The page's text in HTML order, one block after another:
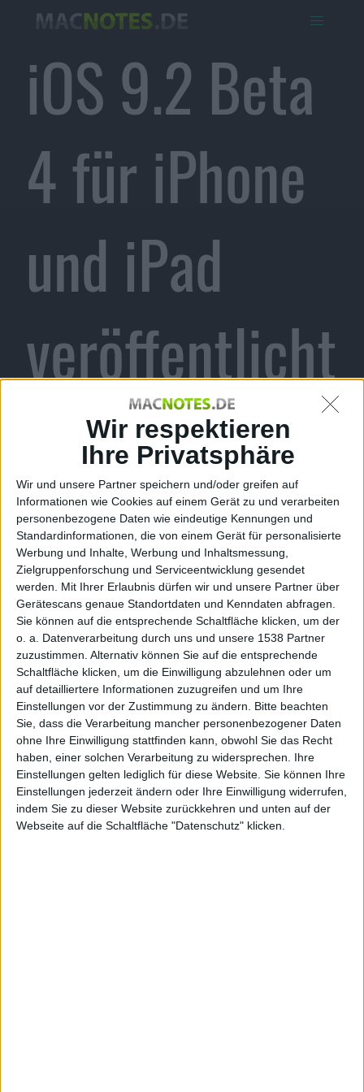
Wir respektieren
Ihre Privatsphäre
Wir und unsere Partner speichern und/oder greifen auf
Informationen wie Cookies auf einem Gerät zu und verarbeiten
personenbezogene Daten wie eindeutige Kennungen und
Standardinformationen, die von einem Gerät für personalisierte
Werbung und Inhalte, Werbung und Inhaltsmessung,
Zielgruppenforschung und Serviceentwicklung gesendet
werden. Mit Ihrer Erlaubnis dürfen wir und unsere Partner über
Gerätescans genaue Standortdaten und Kenndaten abfragen.
Sie können auf die entsprechende Schaltfläche klicken, um der
o. a. Datenverarbeitung durch uns und unsere 1538 Partner
zuzustimmen. Alternativ können Sie auf die entsprechende
Schaltfläche klicken, um die Einwilligung abzulehnen oder um
auf detailliertere Informationen zuzugreifen und um Ihre
Einstellungen vor der Zustimmung zu ändern. Bitte beachten
Sie, dass die Verarbeitung mancher personenbezogener Daten
ohne Ihre Einwilligung stattfinden kann, obwohl Sie das Recht
haben, einer solchen Verarbeitung zu widersprechen. Ihre
Einstellungen gelten lediglich für diese Website. Sie können Ihre
Einstellungen jederzeit ändern oder Ihre Einwilligung widerrufen,
indem Sie zu dieser Website zurückkehren und unten auf der
Webseite auf die Schaltfläche "Datenschutz" klicken.
iOS 9.2 Beta
4 für iPhone
und iPad
veröffentlicht
Alexander Trust, den 18. November 2015
iOS 9 auf iPhone
und iPad
ApplehatiOS9.2 Beta 4 für
iPod touch undiPadveröffentlicht.
Der Download steht für registrierte
Entwickler im Dev-Center zur
Verfügung oder ist alternativ über
die Geräte selbst verfügbar.
Eine Woche nach dem Release voniOS9.2 Beta 3 hat
Apple die nächste Beta-Version veröffentlicht. Nutzer
können über die iPhones, iPads oder iPod touch direkt
herunterladen. Sie steht nicht nur registrierten
Entwicklern zur Verfügung, sondern auch Teilnehmern
der öffentlichen Beta. Beta 4 trägt die Buildnummer
13C75.
Mit iOS 9.2 hinzugefügt wurde für AT&T-Kunden ein
NumberSync-Feature für Wi-Fi-Anrufe und der Support
vonSiri für Arabisch. Allerdings wurde NumberSync
mit Beta 3 wieder entfernt. Ob es mit iOS 9.2
ausgeliefert wird, ist unklar.